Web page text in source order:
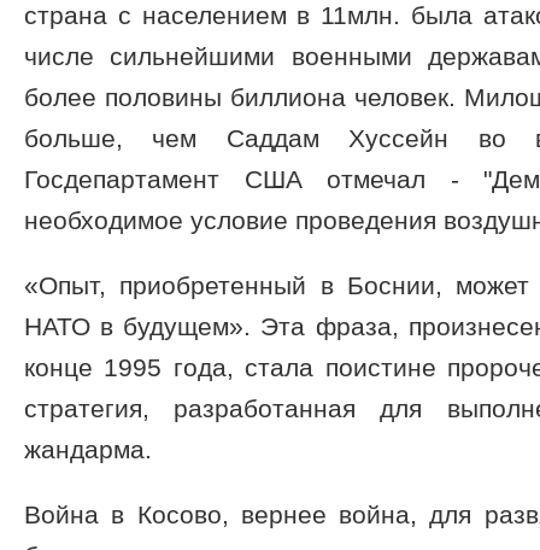
страна с населением в 11млн. была
числе сильнейшими военными
более половины биллиона человек.
больше, чем Саддам Хуссейн во
Госдепартамент США отмечал -
необходимое условие проведения
«Опыт, приобретенный в Боснии,
НАТО в будущем». Эта фраза,
конце 1995 года, стала поистине
стратегия, разработанная для
жандарма.
Война в Косово, вернее война, для